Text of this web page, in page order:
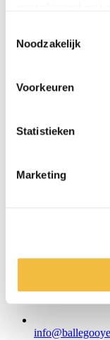
Noodzakelijk
Voorkeuren
Statistieken
Marketing
WhatsApp